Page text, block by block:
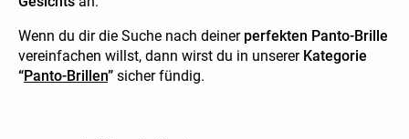
Wenn du dir die Suche nach deiner perfekten Panto-Brille
vereinfachen willst, dann wirst du in unsererKategorie
“Panto-Brillen” sicher fündig.